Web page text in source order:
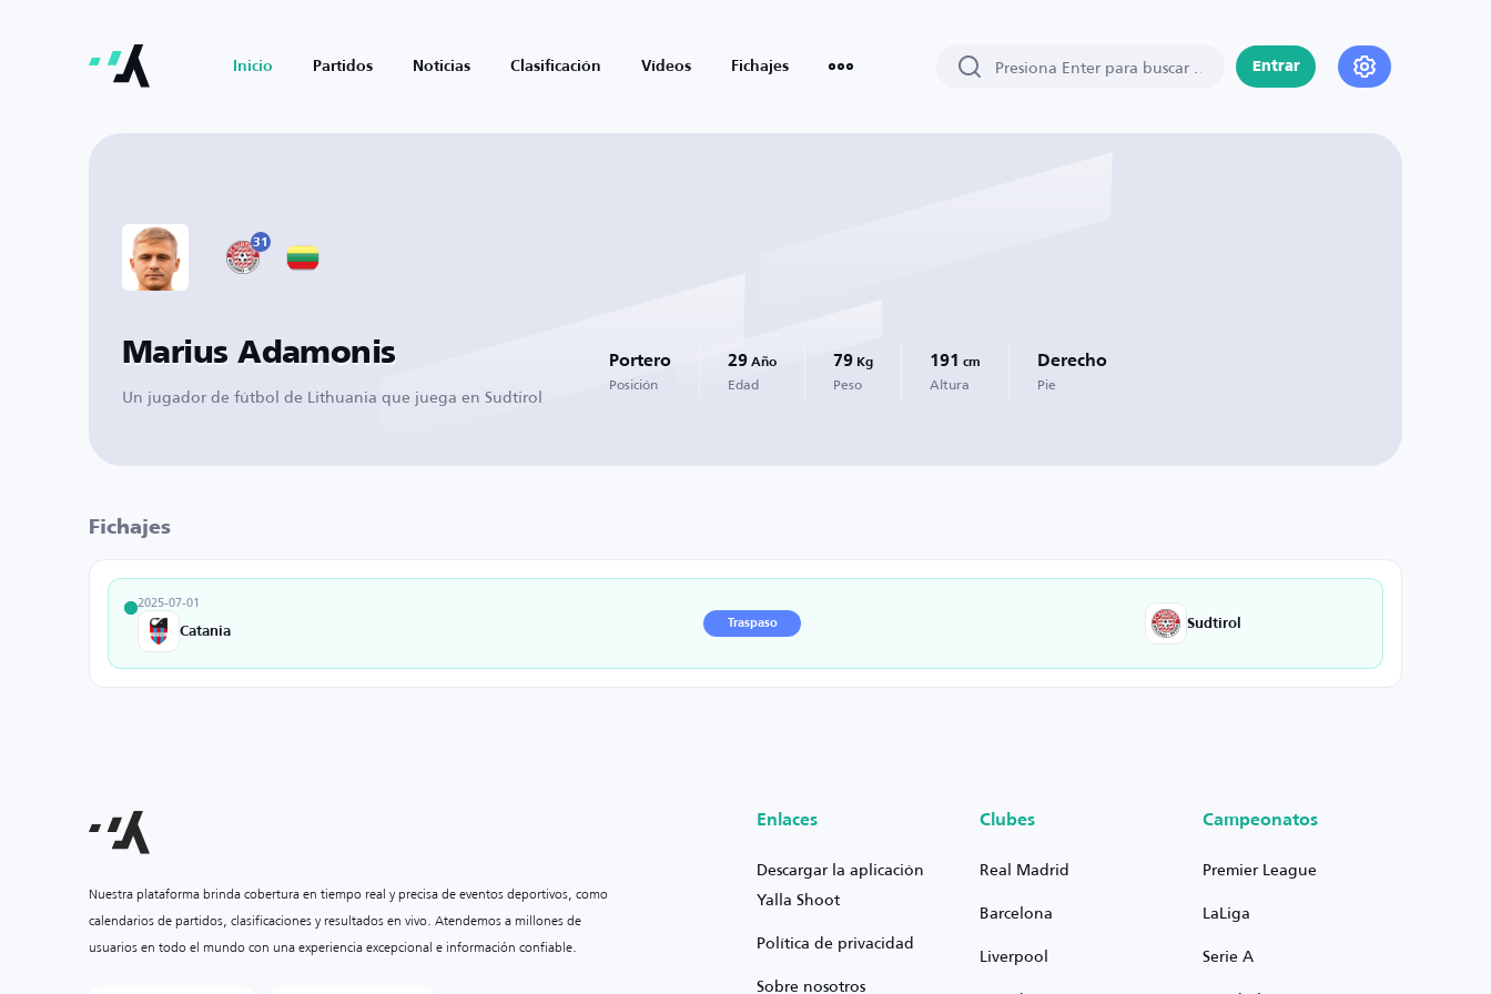
Inicio Partidos Noticias Clasificación Vídeos Fichajes Entrar
31
Marius Adamonis
Un jugador de fútbol de Lithuania que juega en Sudtirol
Portero
Posición
29 Año
Edad
79 Kg
Peso
191 cm
Altura
Derecho
Pie
Fichajes
2025-07-01
Catania
Traspaso Sudtirol
Nuestra plataforma brinda cobertura en tiempo real y precisa de eventos deportivos, como
calendarios de partidos, clasificaciones y resultados en vivo. Atendemos a millones de
usuarios en todo el mundo con una experiencia excepcional e información confiable.
Enlaces
Descargar la aplicación
Yalla Shoot
Política de privacidad
Sobre nosotros
Clubes
Real Madrid
Barcelona
Liverpool
Campeonatos
Premier League
LaLiga
Serie A